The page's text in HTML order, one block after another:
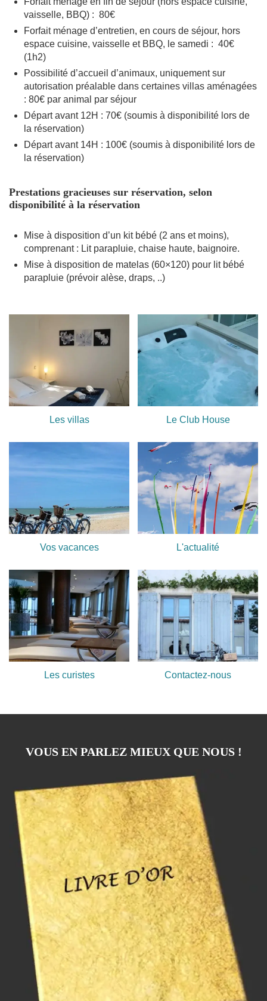
vaisselle, BBQ) : 80€
Forfait ménage d’entretien, en cours de séjour, hors
espace cuisine, vaisselle et BBQ, le samedi : 40€
(1h2)
Possibilité d’accueil d’animaux, uniquement sur
autorisation préalable dans certaines villas aménagées
: 80€ par animal par séjour
Départ avant 12H : 70€ (soumis à disponibilité lors de
la réservation)
Départ avant 14H : 100€ (soumis à disponibilité lors de
la réservation)
Prestations gracieuses sur réservation, selon
disponibilité à la réservation
Mise à disposition d’un kit bébé (2 ans et moins),
comprenant : Lit parapluie, chaise haute, baignoire.
Mise à disposition de matelas (60×120) pour lit bébé
parapluie (prévoir alèse, draps, ..)
Les villas Le Club House
Vos vacances L'actualité
Les curistes Contactez-nous
VOUS EN PARLEZ MIEUX QUE NOUS !